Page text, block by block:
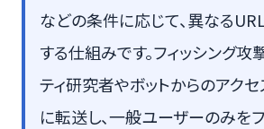
などの条件に応じて、異なる
する仕組みです。フィッシング攻
ティ研究者やボットからのアク
に転送し、一般ユーザーのみを